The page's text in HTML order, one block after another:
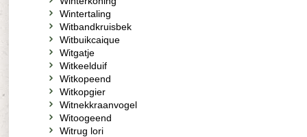
Wintertaling
Witbandkruisbek
Witbuikcaique
Witgatje
Witkeelduif
Witkopeend
Witkopgier
Witnekkraanvogel
Witoogeend
Witrug lori